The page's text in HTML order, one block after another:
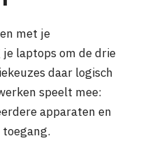
met je
laptops om de drie
daar logisch
speelt mee:
apparaten en